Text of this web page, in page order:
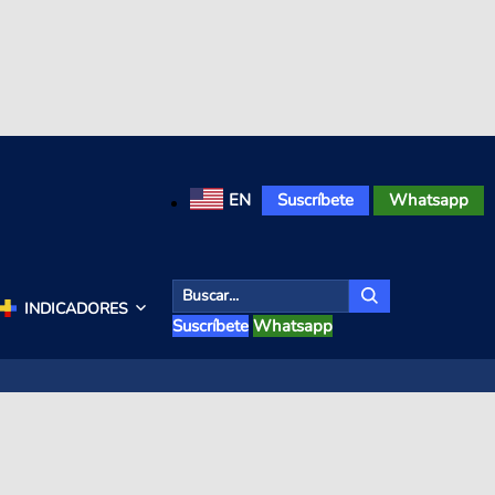
EN Suscríbete Whatsapp
INDICADORES
Suscríbete Whatsapp